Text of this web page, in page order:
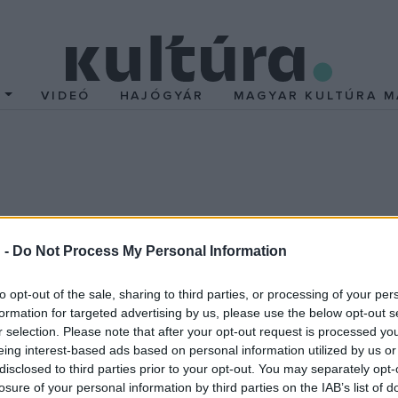
- Do Not Process My Personal Information
opt-out of the sale, sharing to third parties, or processing of your
for targeted advertising by us, please use the below opt-out
selection. Please note that after your opt-out request is processed
interest-based ads based on personal information utilized by us
to third parties prior to your opt-out. You may separately
of your personal information by third parties on the IAB’s list of
VIDEÓ HAJÓGYÁR MAGYAR KULTÚRA
a tűzfalra
meg a falfestés a
utca 16. szám alatt
tűzfalán.
Tisztelgés a